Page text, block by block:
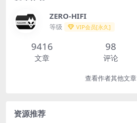
ZERO-HIFI
等级 VIP会员[永久]
9416
文章
98
评论
查看作者其他文章
资源推荐